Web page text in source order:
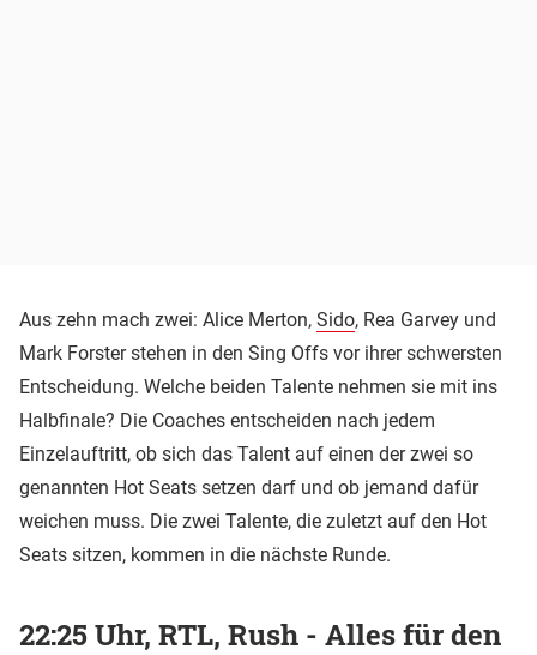
Aus zehn mach zwei: Alice Merton, Sido, Rea Garvey und
Mark Forster stehen in den Sing Offs vor ihrer schwersten
Entscheidung. Welche beiden Talente nehmen sie mit ins
Halbfinale? Die Coaches entscheiden nach jedem
Einzelauftritt, ob sich das Talent auf einen der zwei so
genannten Hot Seats setzen darf und ob jemand dafür
weichen muss. Die zwei Talente, die zuletzt auf den Hot
Seats sitzen, kommen in die nächste Runde.
22:25 Uhr, RTL, Rush - Alles für den